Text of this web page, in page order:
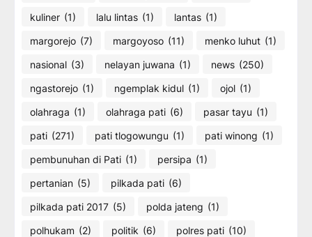
kuliner (1) lalu lintas (1) lantas (1)
margorejo (7) margoyoso (11) menko luhut (1)
nasional (3) nelayan juwana (1) news (250)
ngastorejo (1) ngemplak kidul (1) ojol (1)
olahraga (1) olahraga pati (6) pasar tayu (1)
pati (271) pati tlogowungu (1) pati winong (1)
pembunuhan di Pati (1) persipa (1)
pertanian (5) pilkada pati (6)
pilkada pati 2017 (5) polda jateng (1)
polhukam (2) politik (6) polres pati (10)